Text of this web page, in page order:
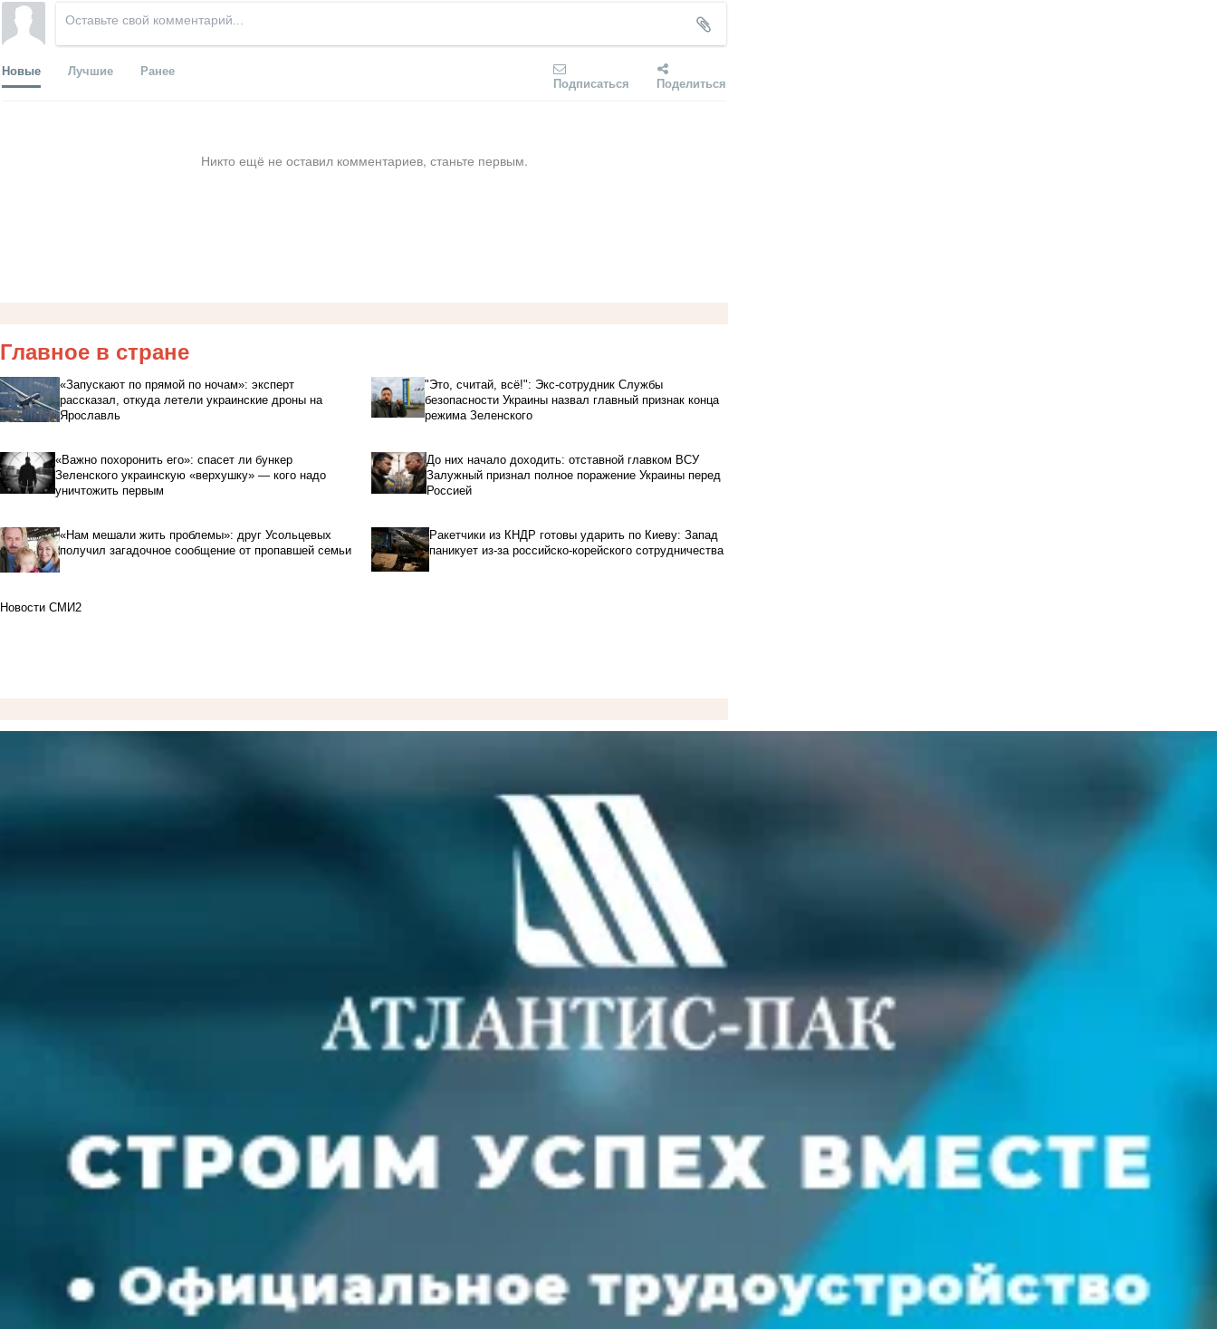
Новые Лучшие Ранее
Подписаться Поделиться
Никто ещё не оставил комментариев, станьте первым.
Главное в стране
«Запускают по прямой по ночам»: эксперт
рассказал, откуда летели украинские дроны на
Ярославль
"Это, считай, всё!": Экс-сотрудник Службы
безопасности Украины назвал главный признак конца
режима Зеленского
«Важно похоронить его»: спасет ли бункер
Зеленского украинскую «верхушку» — кого надо
уничтожить первым
До них начало доходить: отставной главком ВСУ
Залужный признал полное поражение Украины перед
Россией
«Нам мешали жить проблемы»: друг Усольцевых
получил загадочное сообщение от пропавшей семьи
Ракетчики из КНДР готовы ударить по Киеву: Запад
паникует из-за российско-корейского сотрудничества
Новости СМИ2